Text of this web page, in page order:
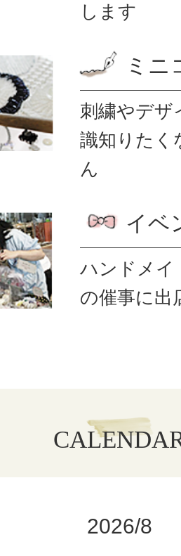
します
ミニ
刺繍やデザ
識知りたく
ん
イベ
ハンドメイ
の催事に出
2026/8